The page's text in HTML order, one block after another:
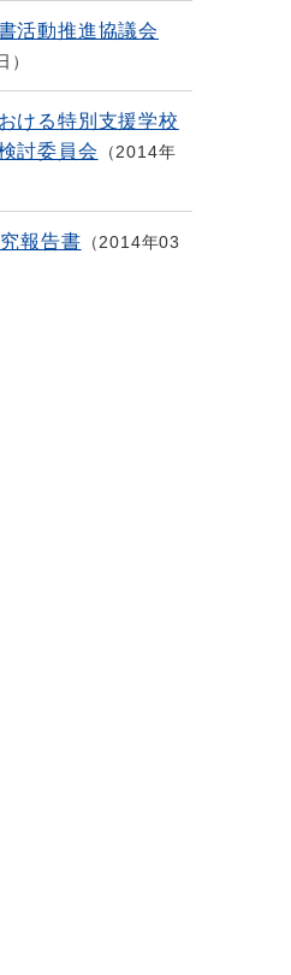
活動推進協議会
ける特別支援学校
討委員会
2014年
報告書
2014年03